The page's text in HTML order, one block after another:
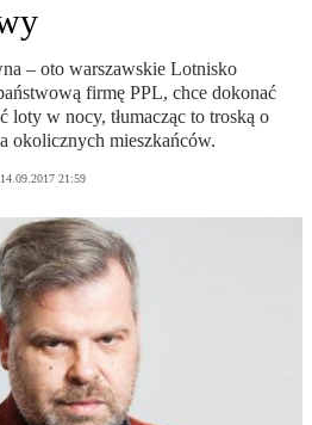
– oto warszawskie Lotnisko
firmę PPL, chce dokonać
loty w nocy, tłumacząc to troską o
okolicznych mieszkańców.
14.09.2017 21:59